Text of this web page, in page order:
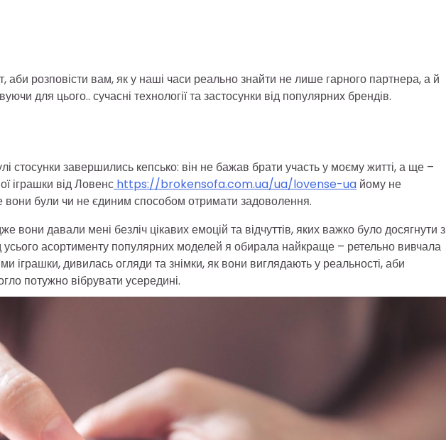
аби розповісти вам, як у наші часи реально знайти не лише гарного партнера, а й
для цього.. сучасні технології та застосунки від популярних брендів.
стосунки завершились кепсько: він не бажав брати участь у моєму житті, а ще –
іграшки від Ловенс https://brokensofa.com.ua/ua/lovense-ua йому не
вони були чи не єдиним способом отримати задоволення.
давали мені безліч цікавих емоцій та відчуттів, яких важко було досягнути з
асортименту популярних моделей я обирала найкраще – ретельно вивчала
іграшки, дивилась огляди та знімки, як вони виглядають у реальності, аби
потужно вібрувати усередині.